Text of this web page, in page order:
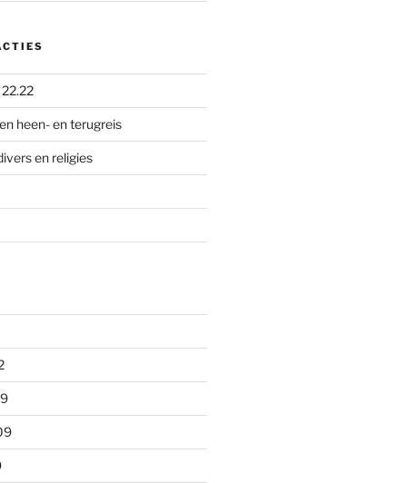
22.22
heen- en terugreis
en religies